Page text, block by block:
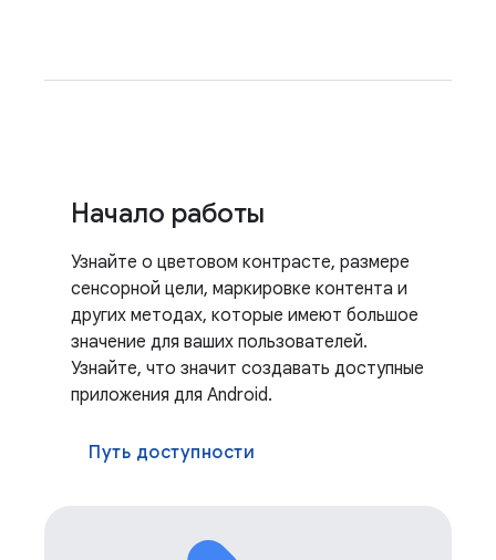
Начало работы
Узнайте о цветовом контрасте, размере
сенсорной цели, маркировке контента и
других методах, которые имеют большое
значение для ваших пользователей.
Узнайте, что значит создавать доступные
приложения для Android.
Путь доступности